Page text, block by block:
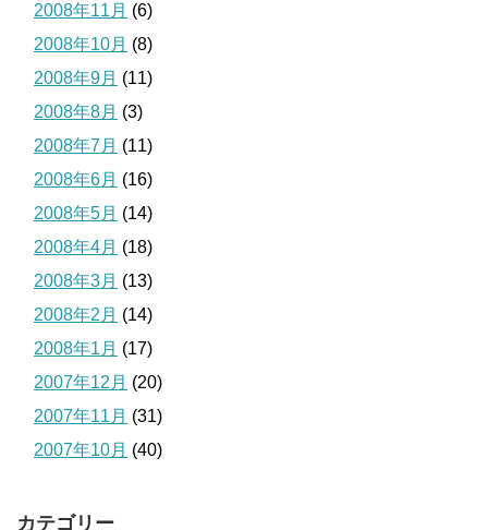
2008年11月 (6)
2008年10月 (8)
2008年9月 (11)
2008年8月 (3)
2008年7月 (11)
2008年6月 (16)
2008年5月 (14)
2008年4月 (18)
2008年3月 (13)
2008年2月 (14)
2008年1月 (17)
2007年12月 (20)
2007年11月 (31)
2007年10月 (40)
カテゴリー